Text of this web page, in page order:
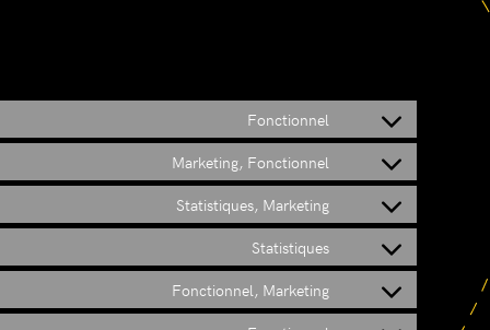
Fonctionnel
Consent
service
complianz
Marketing, Fonctionnel
Consent
service
facebook
Statistiques, Marketing
Consent
service
mailchimp
Statistiques
Consent
service
Fonctionnel, Marketing
Consent